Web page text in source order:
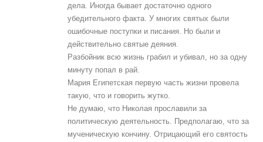
дела. Иногда бывает достаточно одного
убедительного факта. У многих святых были
ошибочные поступки и писания. Но были и
действительно святые деяния.
Разбойник всю жизнь грабил и убивал, но за одну
минуту попал в рай.
Мария Египетская первую часть жизни провела
такую, что и говорить жутко.
Не думаю, что Николая прославили за
политическую деятельность. Предполагаю, что за
мученическую кончину. Отрицающий его святость